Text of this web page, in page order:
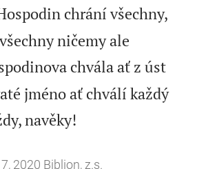
chrání všechny,
ničemy ale
chvála ať z úst
jméno ať chválí každý
navěky!
2020 Biblion, z.s.